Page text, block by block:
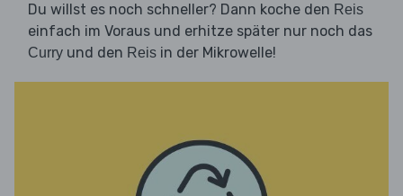
Du willst es noch schneller? Dann koche den Reis
einfach im Voraus und erhitze später nur noch das
Curry und den Reis in der Mikrowelle!